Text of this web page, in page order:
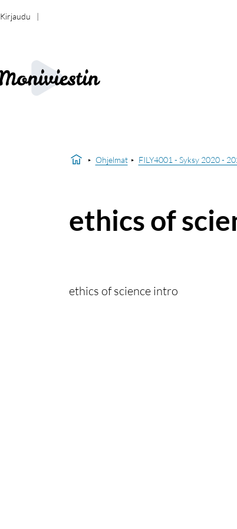
Kirjaudu
Ohjelmat FILY4001 - Syksy 2020 -
ethics of
ethics of science intro